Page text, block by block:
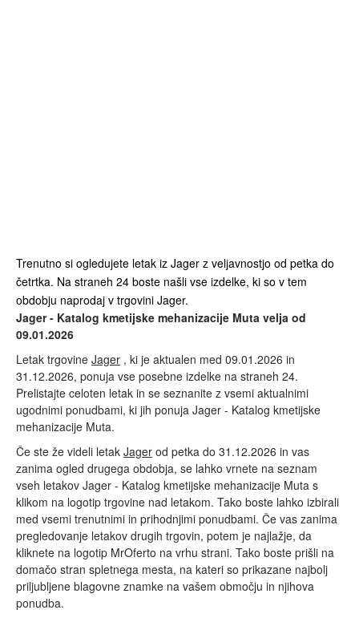
Trenutno si ogledujete letak iz Jager z veljavnostjo od petka do
četrtka. Na straneh 24 boste našli vse izdelke, ki so v tem
obdobju naprodaj v trgovini Jager.
Jager - Katalog kmetijske mehanizacije Muta velja od
09.01.2026
Letak trgovine Jager , ki je aktualen med 09.01.2026 in
31.12.2026, ponuja vse posebne izdelke na straneh 24.
Prelistajte celoten letak in se seznanite z vsemi aktualnimi
ugodnimi ponudbami, ki jih ponuja Jager - Katalog kmetijske
mehanizacije Muta.
Če ste že videli letak Jager od petka do 31.12.2026 in vas
zanima ogled drugega obdobja, se lahko vrnete na seznam
vseh letakov Jager - Katalog kmetijske mehanizacije Muta s
klikom na logotip trgovine nad letakom. Tako boste lahko izbirali
med vsemi trenutnimi in prihodnjimi ponudbami. Če vas zanima
pregledovanje letakov drugih trgovin, potem je najlažje, da
kliknete na logotip MrOferto na vrhu strani. Tako boste prišli na
domačo stran spletnega mesta, na kateri so prikazane najbolj
priljubljene blagovne znamke na vašem območju in njihova
ponudba.